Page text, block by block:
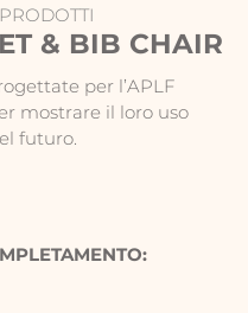
PRODOTTI
& BIB CHAIR
per l’APLF
mostrare il loro uso
futuro.